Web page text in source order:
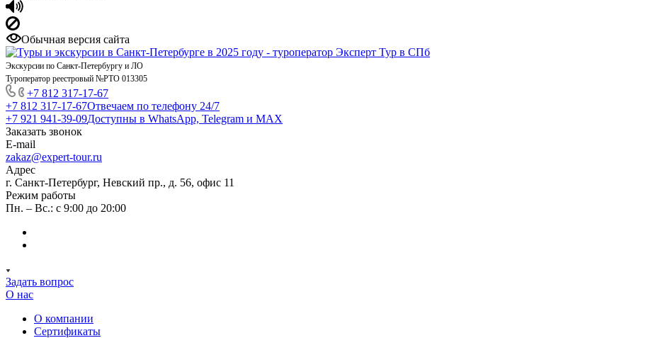
Обычная версия сайта
Экскурсии по Санкт-Петербургу и ЛО
Туроператор реестровый №РТО 013305
+7 812 317-17-67
+7 812 317-17-67Отвечаем по телефону 24/7
+7 921 941-39-09Доступны в WhatsApp, Telegram и MAX
Заказать звонок
E-mail
zakaz@expert-tour.ru
Адрес
г. Санкт-Петербург, Невский пр., д. 56, офис 11
Режим работы
Пн. – Вс.: с 9:00 до 20:00
Задать вопрос
О нас
О компании
Сертификаты